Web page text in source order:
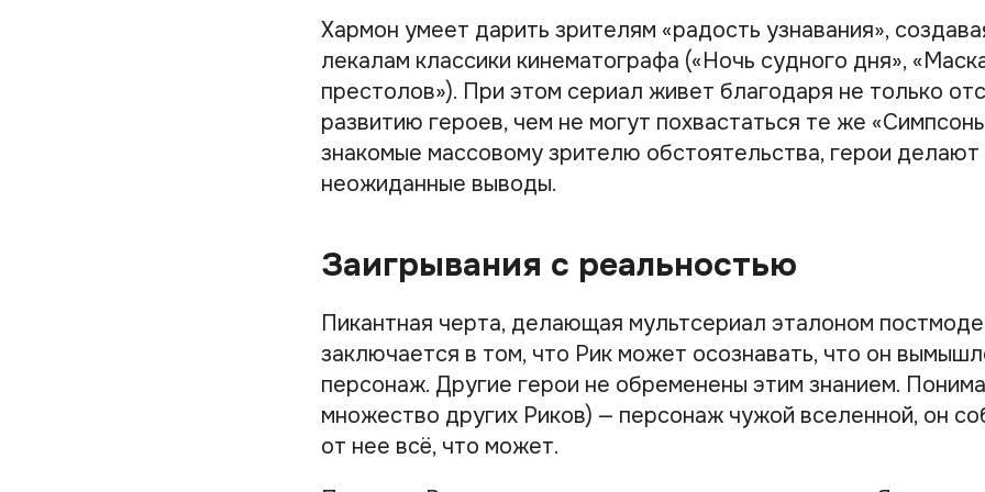
Хармон умеет дарить зрителям «радость узнавания»,
лекалам классики кинематографа («Ночь судного дня»,
престолов»). При этом сериал живет благодаря не только
развитию героев, чем не могут похвастаться те же
знакомые массовому зрителю обстоятельства, герои
неожиданные выводы.
Заигрывания с реальностью
Пикантная черта, делающая мультсериал эталоном
заключается в том, что Рик может осознавать, что он
персонаж. Другие герои не обременены этим знанием.
множество других Риков) — персонаж чужой вселенной, он
от нее всё, что может.